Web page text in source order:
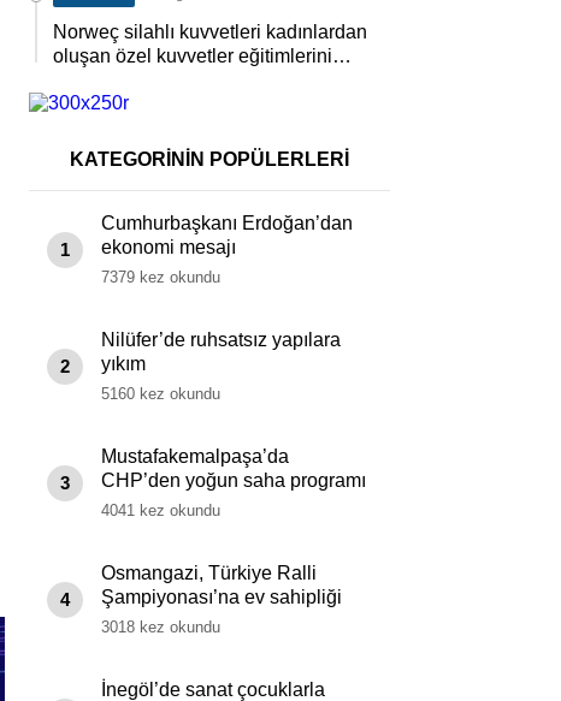
Norweç silahlı kuvvetleri kadınlardan
oluşan özel kuvvetler eğitimlerini
KATEGORİNİN POPÜLERLERİ
1
Cumhurbaşkanı Erdoğan’dan
ekonomi mesajı
7379 kez okundu
2
Nilüfer’de ruhsatsız yapılara
yıkım
5160 kez okundu
3
Mustafakemalpaşa’da
CHP’den yoğun saha programı
4041 kez okundu
4
Osmangazi, Türkiye Ralli
Şampiyonası’na ev sahipliği
yapıyor
3018 kez okundu
İnegöl’de sanat çocuklarla